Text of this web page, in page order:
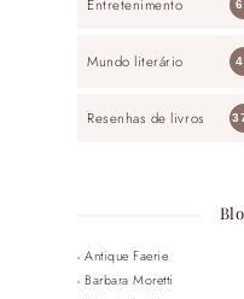
Entretenimento
Mundo literário
Resenhas de livros
Antique Faerie
Barbara Moretti